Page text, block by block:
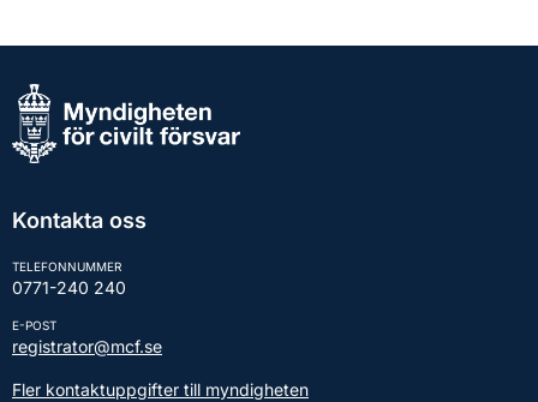
Kontakta oss
TELEFONNUMMER
0771-240 240
E-POST
registrator@mcf.se
Fler kontaktuppgifter till myndigheten